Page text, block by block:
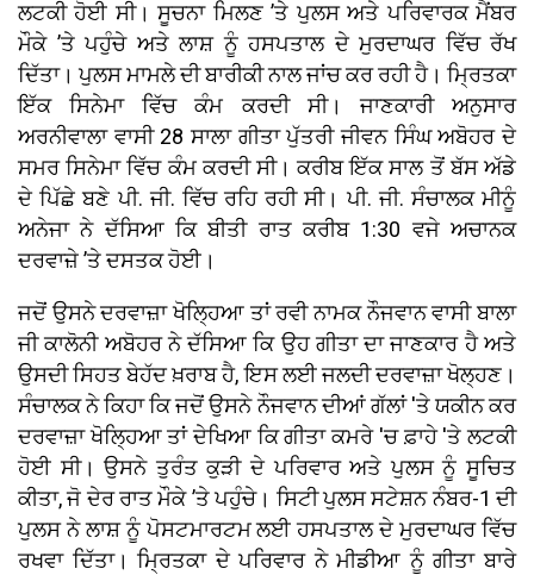
ਲਟਕੀ ਹੋਈ ਸੀ। ਸੂਚਨਾ ਮਿਲਣ ’ਤੇ ਪੁਲਸ ਅਤੇ ਪਰਿਵਾਰਕ ਮੈਂਬਰ
ਮੌਕੇ ’ਤੇ ਪਹੁੰਚੇ ਅਤੇ ਲਾਸ਼ ਨੂੰ ਹਸਪਤਾਲ ਦੇ ਮੁਰਦਾਘਰ ਵਿੱਚ ਰੱਖ
ਦਿੱਤਾ। ਪੁਲਸ ਮਾਮਲੇ ਦੀ ਬਾਰੀਕੀ ਨਾਲ ਜਾਂਚ ਕਰ ਰਹੀ ਹੈ। ਮ੍ਰਿਤਕਾ
ਇੱਕ ਸਿਨੇਮਾ ਵਿੱਚ ਕੰਮ ਕਰਦੀ ਸੀ। ਜਾਣਕਾਰੀ ਅਨੁਸਾਰ
ਅਰਨੀਵਾਲਾ ਵਾਸੀ 28 ਸਾਲਾ ਗੀਤਾ ਪੁੱਤਰੀ ਜੀਵਨ ਸਿੰਘ ਅਬੋਹਰ ਦੇ
ਸਮਰ ਸਿਨੇਮਾ ਵਿੱਚ ਕੰਮ ਕਰਦੀ ਸੀ। ਕਰੀਬ ਇੱਕ ਸਾਲ ਤੋਂ ਬੱਸ ਅੱਡੇ
ਦੇ ਪਿੱਛੇ ਬਣੇ ਪੀ. ਜੀ. ਵਿੱਚ ਰਹਿ ਰਹੀ ਸੀ। ਪੀ. ਜੀ. ਸੰਚਾਲਕ ਮੀਨੂੰ
ਅਨੇਜਾ ਨੇ ਦੱਸਿਆ ਕਿ ਬੀਤੀ ਰਾਤ ਕਰੀਬ 1:30 ਵਜੇ ਅਚਾਨਕ
ਦਰਵਾਜ਼ੇ ’ਤੇ ਦਸਤਕ ਹੋਈ।
ਜਦੋਂ ਉਸਨੇ ਦਰਵਾਜ਼ਾ ਖੋਲ੍ਹਿਆ ਤਾਂ ਰਵੀ ਨਾਮਕ ਨੌਜਵਾਨ ਵਾਸੀ ਬਾਲਾ
ਜੀ ਕਾਲੋਨੀ ਅਬੋਹਰ ਨੇ ਦੱਸਿਆ ਕਿ ਉਹ ਗੀਤਾ ਦਾ ਜਾਣਕਾਰ ਹੈ ਅਤੇ
ਉਸਦੀ ਸਿਹਤ ਬੇਹੱਦ ਖ਼ਰਾਬ ਹੈ, ਇਸ ਲਈ ਜਲਦੀ ਦਰਵਾਜ਼ਾ ਖੋਲ੍ਹਣ।
ਸੰਚਾਲਕ ਨੇ ਕਿਹਾ ਕਿ ਜਦੋਂ ਉਸਨੇ ਨੌਜਵਾਨ ਦੀਆਂ ਗੱਲਾਂ 'ਤੇ ਯਕੀਨ ਕਰ
ਦਰਵਾਜ਼ਾ ਖੋਲ੍ਹਿਆ ਤਾਂ ਦੇਖਿਆ ਕਿ ਗੀਤਾ ਕਮਰੇ 'ਚ ਫ਼ਾਹੇ 'ਤੇ ਲਟਕੀ
ਹੋਈ ਸੀ। ਉਸਨੇ ਤੁਰੰਤ ਕੁੜੀ ਦੇ ਪਰਿਵਾਰ ਅਤੇ ਪੁਲਸ ਨੂੰ ਸੂਚਿਤ
ਕੀਤਾ, ਜੋ ਦੇਰ ਰਾਤ ਮੌਕੇ ’ਤੇ ਪਹੁੰਚੇ। ਸਿਟੀ ਪੁਲਸ ਸਟੇਸ਼ਨ ਨੰਬਰ-1 ਦੀ
ਪੁਲਸ ਨੇ ਲਾਸ਼ ਨੂੰ ਪੋਸਟਮਾਰਟਮ ਲਈ ਹਸਪਤਾਲ ਦੇ ਮੁਰਦਾਘਰ ਵਿੱਚ
ਰਖਵਾ ਦਿੱਤਾ। ਮ੍ਰਿਤਕਾ ਦੇ ਪਰਿਵਾਰ ਨੇ ਮੀਡੀਆ ਨੂੰ ਗੀਤਾ ਬਾਰੇ